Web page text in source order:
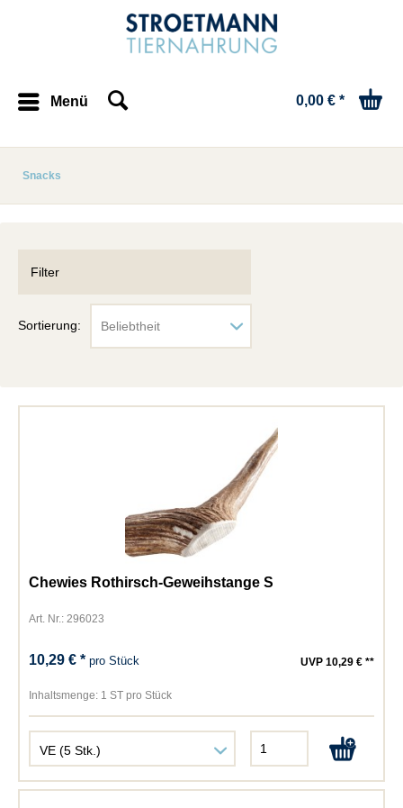
Menü 0,00 € *
Snacks
Filter
Sortierung:
Chewies Rothirsch-Geweihstange S
Art. Nr.: 296023
10,29 € *pro Stück UVP 10,29 € **
Inhaltsmenge: 1 ST pro Stück